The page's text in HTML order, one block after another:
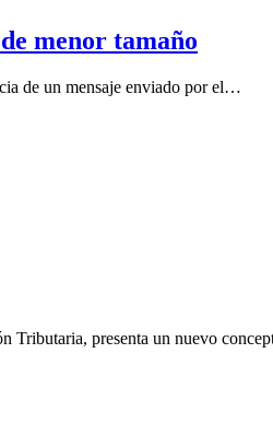
menor tamaño
de un mensaje enviado por el…
presenta un nuevo